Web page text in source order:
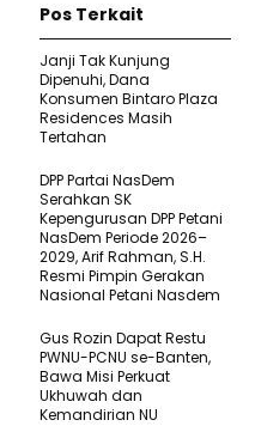
Pos Terkait
Janji Tak Kunjung
Dipenuhi, Dana
Konsumen Bintaro Plaza
Residences Masih
Tertahan
DPP Partai NasDem
Serahkan SK
Kepengurusan DPP Petani
NasDem Periode 2026–
2029, Arif Rahman, S.H.
Resmi Pimpin Gerakan
Nasional Petani Nasdem
Gus Rozin Dapat Restu
PWNU-PCNU se-Banten,
Bawa Misi Perkuat
Ukhuwah dan
Kemandirian NU